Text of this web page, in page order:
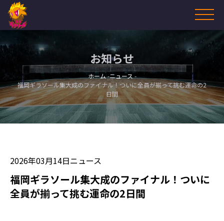
お知らせ
ホーム ニュース
福岡ギラソール集大成のファイナル！ついに全員が揃って挑む運命の2
日間
2026年03月14日ニュース
福岡ギラソール集大成のファイナル！ついに
全員が揃って挑む運命の2日間